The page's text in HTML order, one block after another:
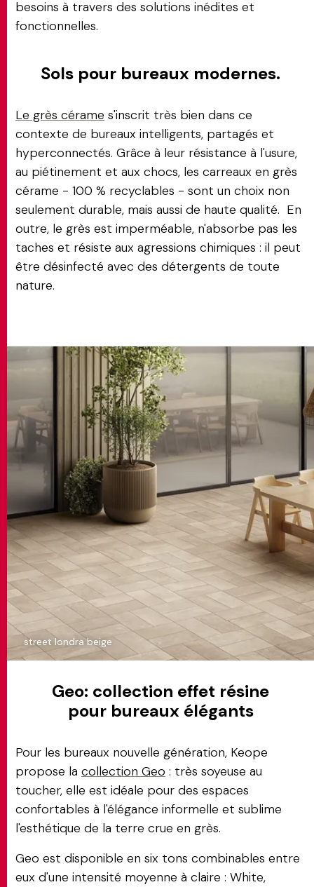
besoins à travers des solutions inédites et
fonctionnelles.
street londra beige
Sols pour bureaux modernes.
Le grès cérame s'inscrit très bien dans ce
contexte de bureaux intelligents, partagés et
hyperconnectés. Grâce à leur résistance à l'usure,
au piétinement et aux chocs, les carreaux en grès
cérame - 100 % recyclables - sont un choix non
seulement durable, mais aussi de haute qualité. En
outre, le grès est imperméable, n'absorbe pas les
taches et résiste aux agressions chimiques : il peut
être désinfecté avec des détergents de toute
nature.
Geo: collection effet résine
pour bureaux élégants
Pour les bureaux nouvelle génération, Keope
propose la collection Geo : très soyeuse au
toucher, elle est idéale pour des espaces
confortables à l'élégance informelle et sublime
l'esthétique de la terre crue en grès.
Geo est disponible en six tons combinables entre
eux d'une intensité moyenne à claire : White,